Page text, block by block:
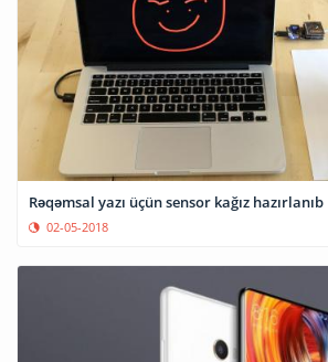
Rəqəmsal yazı üçün sensor kağız hazırlanıb
02-05-2018